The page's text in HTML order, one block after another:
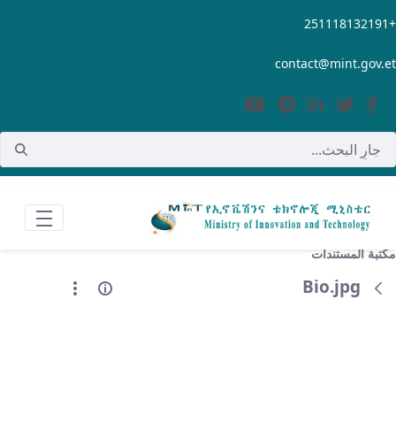
تخطي إلى المحتوى الرئيسي
المستندات
Bio.jpg